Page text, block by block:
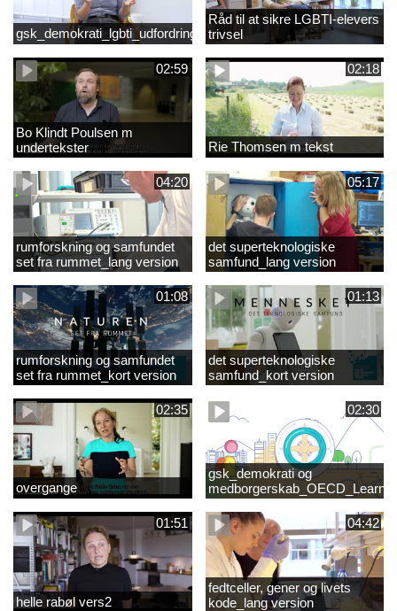
gsk_demokrati_lgbti_udfordringer
Råd til at sikre LGBTI-elevers
trivsel
02:59
Bo Klindt Poulsen m
undertekster
02:18
Rie Thomsen m tekst
04:20
rumforskning og samfundet
set fra rummet_lang version
05:17
det superteknologiske
samfund_lang version
01:08
rumforskning og samfundet
set fra rummet_kort version
01:13
det superteknologiske
samfund_kort version
02:35
overgange
02:30
gsk_demokrati og
Compass 2030
01:51
helle rabøl vers2
04:42
fedtceller, gener og livets
kode_lang version